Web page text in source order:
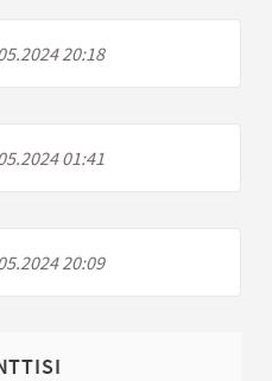
20:18
01:41
20:09